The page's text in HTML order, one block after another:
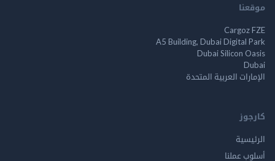
موقعنا
Cargoz FZE
A5 Building, Dubai Digital Park
Dubai Silicon Oasis
Dubai
الإمارات العربية المتحدة
كارجوز
الرئيسية
أسلوب عملنا